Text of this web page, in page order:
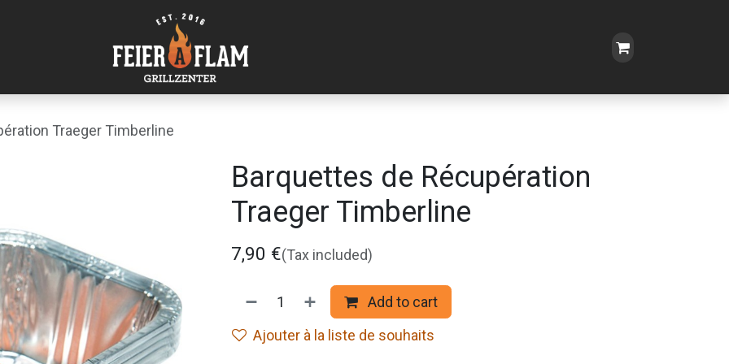
Traeger Timberline
Barquettes de Récupération
Traeger Timberline
7,90 €(Tax included)
Add to cart
Ajouter à la liste de souhaits